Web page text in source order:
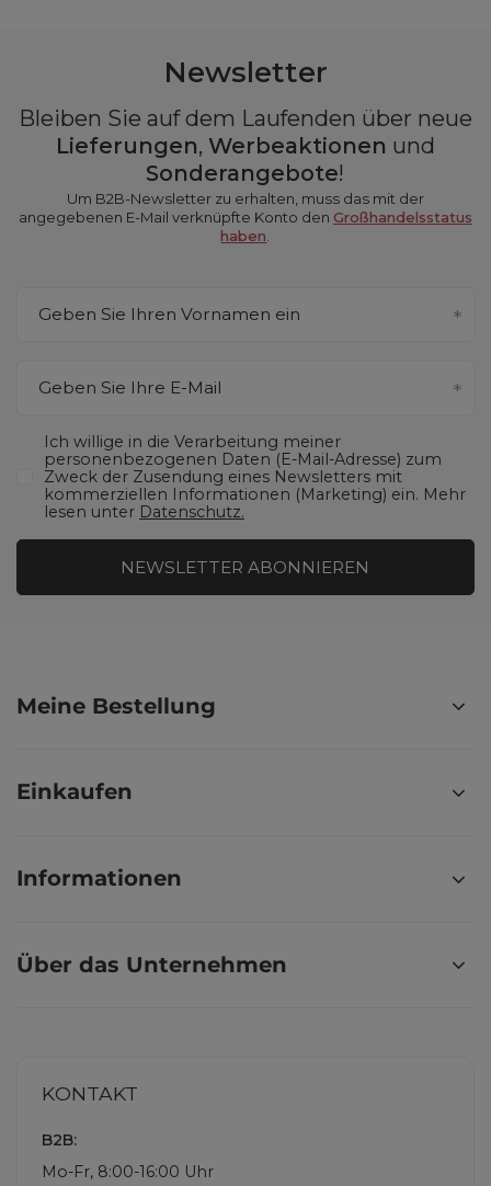
Newsletter
Bleiben Sie auf dem Laufenden über neue
Lieferungen, Werbeaktionen und
Sonderangebote!
Um B2B-Newsletter zu erhalten, muss das mit der
angegebenen E-Mail verknüpfte Konto den Großhandelsstatus
haben
Geben Sie Ihren Vornamen ein
Geben Sie Ihre E-Mail
Ich willige in die Verarbeitung meiner
personenbezogenen Daten (E-Mail-Adresse) zum
Zweck der Zusendung eines Newsletters mit
kommerziellen Informationen (Marketing) ein. Mehr
lesen unter Datenschutz.
NEWSLETTER ABONNIEREN
Meine Bestellung
Einkaufen
Informationen
Über das Unternehmen
KONTAKT
B2B:
Mo-Fr, 8:00-16:00 Uhr